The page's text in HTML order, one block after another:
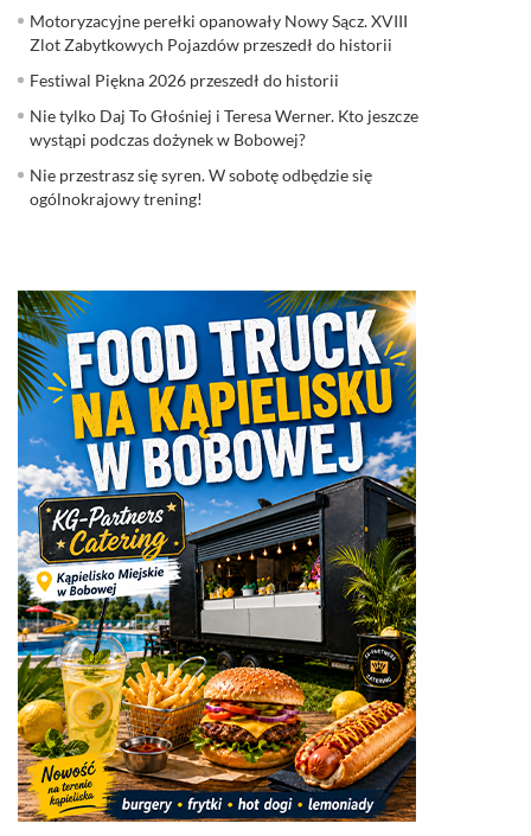
Motoryzacyjne perełki opanowały Nowy Sącz. XVIII
Zlot Zabytkowych Pojazdów przeszedł do historii
Festiwal Piękna 2026 przeszedł do historii
Nie tylko Daj To Głośniej i Teresa Werner. Kto jeszcze
wystąpi podczas dożynek w Bobowej?
Nie przestrasz się syren. W sobotę odbędzie się
ogólnokrajowy trening!